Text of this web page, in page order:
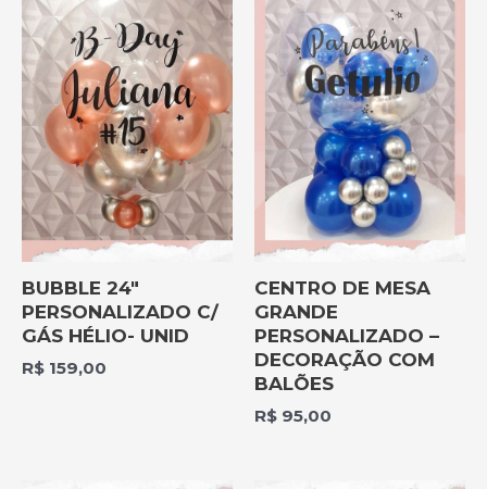
BUBBLE 24″
PERSONALIZADO C/
GÁS HÉLIO- UNID
R$ 159,00
CENTRO DE MESA
GRANDE
PERSONALIZADO –
DECORAÇÃO COM
BALÕES
R$ 95,00